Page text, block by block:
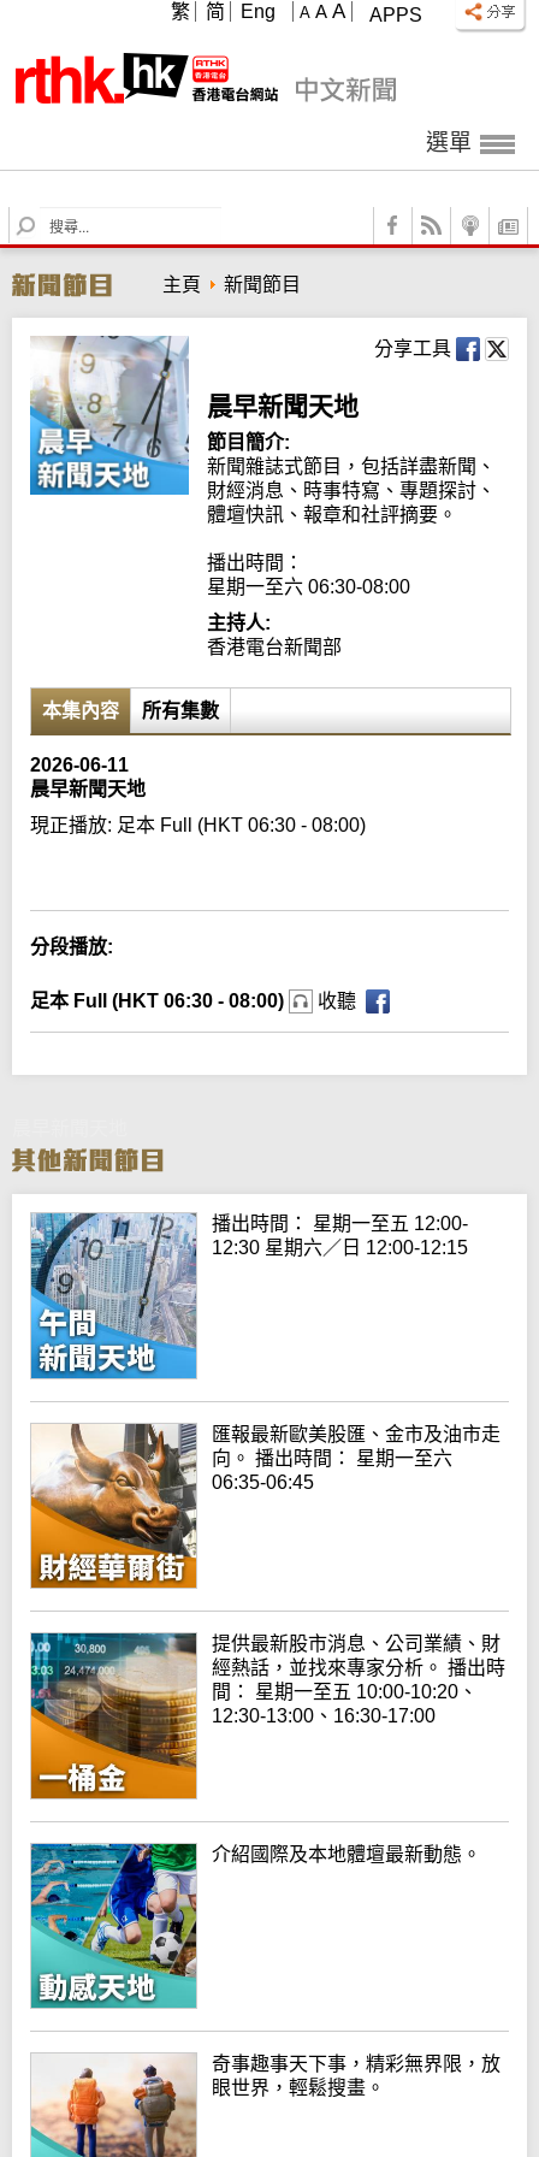
APPS
A A A
繁 简 Eng
選單
S
e
r
c
h
主頁 新聞節目
分享工具
晨早新聞天地
節目簡介:
新聞雜誌式節目，包括詳盡新聞、
財經消息、時事特寫、專題探討、
體壇快訊、報章和社評摘要。
播出時間：
星期一至六 06:30-08:00
主持人:
香港電台新聞部
本集內容 所有集數
2026-06-11
晨早新聞天地
現正播放: 足本 Full (HKT 06:30 - 08:00)
分段播放:
足本 Full (HKT 06:30 - 08:00) 收聽
播出時間： 星期一至五 12:00-
12:30 星期六／日 12:00-12:15
匯報最新歐美股匯、金市及油市走
向。 播出時間： 星期一至六
06:35-06:45
提供最新股市消息、公司業績、財
經熱話，並找來專家分析。 播出時
間： 星期一至五 10:00-10:20、
12:30-13:00、16:30-17:00
介紹國際及本地體壇最新動態。
奇事趣事天下事，精彩無界限，放
眼世界，輕鬆搜畫。